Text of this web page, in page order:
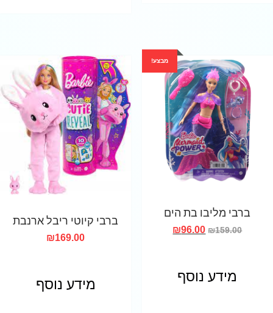
מבצע!
ברבי מליבו בת הים
₪159.00
₪96.00
מידע נוסף
ברבי קיוטי ריבל ארנבת
₪169.00
מידע נוסף